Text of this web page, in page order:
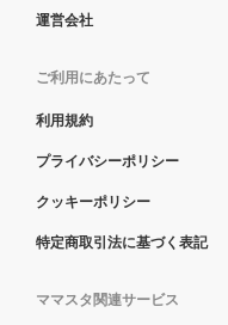
運営会社
ご利用にあたって
利用規約
プライバシーポリシー
クッキーポリシー
特定商取引法に基づく表記
ママスタ関連サービス